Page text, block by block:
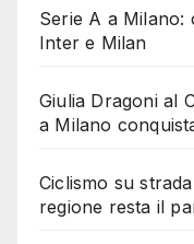
Serie A a Milano:
Inter e Milan
Giulia Dragoni al
a Milano
Ciclismo su
regione resta il